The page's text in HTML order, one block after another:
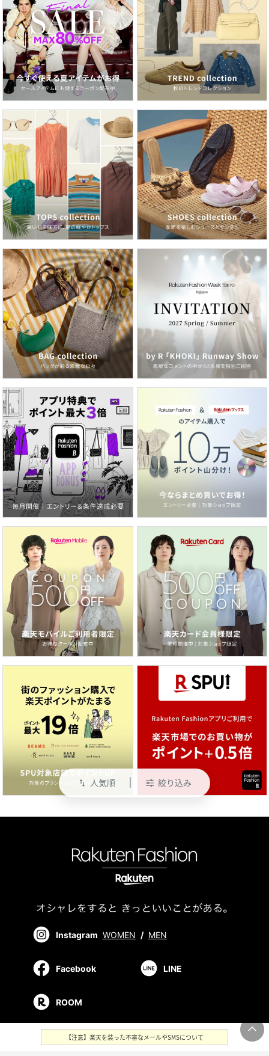
swap_vert 人気順 絞り込み
Instagram WOMEN / MEN
Facebook LINE
ROOM
【注意】楽天を装った不審なメールやSMSについて